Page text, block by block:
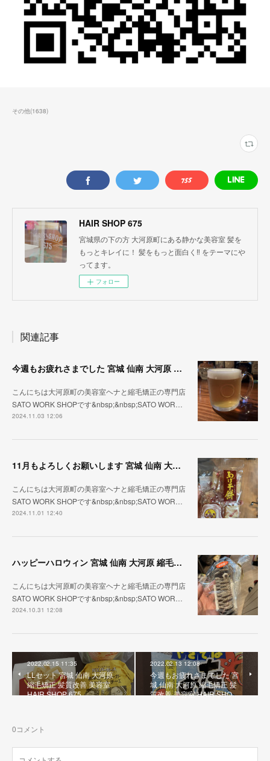
その他(1638)
HAIR SHOP 675
宮城県の下の方 大河原町にある静かな美容室 髪を
もっとキレイに！ 髪をもっと面白く‼︎ をテーマにや
ってます。
フォロー
関連記事
今週もお疲れさまでした 宮城 仙南 大河原 縮毛矯正 髪質改善 ヘナ 美容室 SATO WORK SHOP
こんにちは大河原町の美容室ヘナと縮毛矯正の専門店
SATO WORK SHOPです&nbsp;&nbsp;SATO WOR…
2024.11.03 12:06
11月もよろしくお願いします 宮城 仙南 大河原 縮毛矯正 髪質改善 ヘナ 美容室 SATO WORK SHOP
こんにちは大河原町の美容室ヘナと縮毛矯正の専門店
SATO WORK SHOPです&nbsp;&nbsp;SATO WOR…
2024.11.01 12:40
ハッピーハロウィン 宮城 仙南 大河原 縮毛矯正 髪質改善 ヘナ 美容室 SATO WORK SHOP
こんにちは大河原町の美容室ヘナと縮毛矯正の専門店
SATO WORK SHOPです&nbsp;&nbsp;SATO WOR…
2024.10.31 12:08
2022.02.15 11:35
LLセット 宮城 仙南 大河原
縮毛矯正 髪質改善 美容室
HAIR SHOP 675
2022.02.13 12:08
今週もお疲れさまでした 宮
城 仙南 大河原 縮毛矯正 髪
質改善 美容室 HAIR SHO…
0コメント